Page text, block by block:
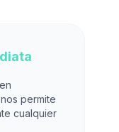
permite
cualquier